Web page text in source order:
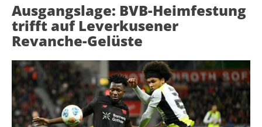
Ausgangslage: BVB-Heimfestung
trifft auf Leverkusener
Revanche-Gelüste